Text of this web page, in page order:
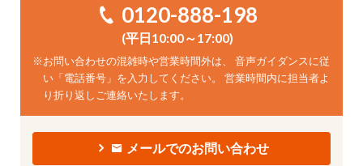
0120-888-198
(平日10:00～17:00)
※お問い合わせの混雑時や営業時間外は、 音声ガイダンスに従
い「電話番号」を入力してください。 営業時間内に担当者よ
り折り返しご連絡いたします。
メールでのお問い合わせ